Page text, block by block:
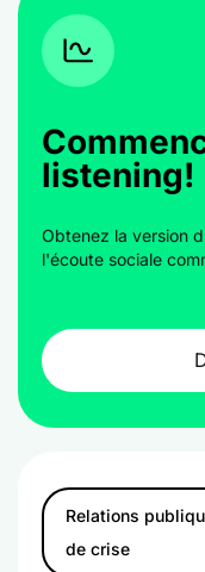
listening!
Obtenez la version
l'écoute sociale
Relations
de crise